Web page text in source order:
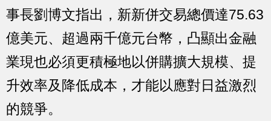
事長劉博文指出，新新併交易總價達75.63
億美元、超過兩千億元台幣，凸顯出金融
業現也必須更積極地以併購擴大規模、提
升效率及降低成本，才能以應對日益激烈
的競爭。